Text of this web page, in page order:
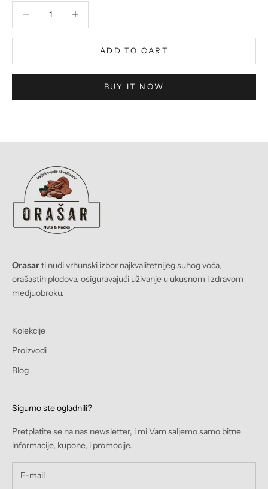
ADD TO CART
BUY IT NOW
Orasarti nudi vrhunski izbor najkvalitetnijeg suhog voća,
orašastih plodova, osiguravajući uživanje u ukusnom i zdravom
medjuobroku.
Kolekcije
Proizvodi
Blog
Sigurno ste ogladnili?
Pretplatite se na nas newsletter, i mi Vam saljemo samo bitne
informacije, kupone, i promocije.